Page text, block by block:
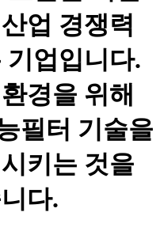
업 경쟁력
기업입니다.
경을 위해
필터 기술을
키는 것을
다.